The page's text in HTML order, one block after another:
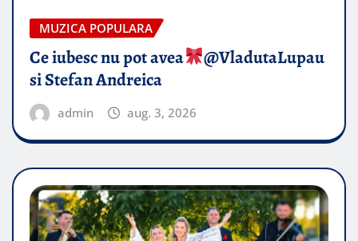
MUZICA POPULARA
Ce iubesc nu pot avea
​@VladutaLupau
si Stefan Andreica
admin aug. 3, 2026